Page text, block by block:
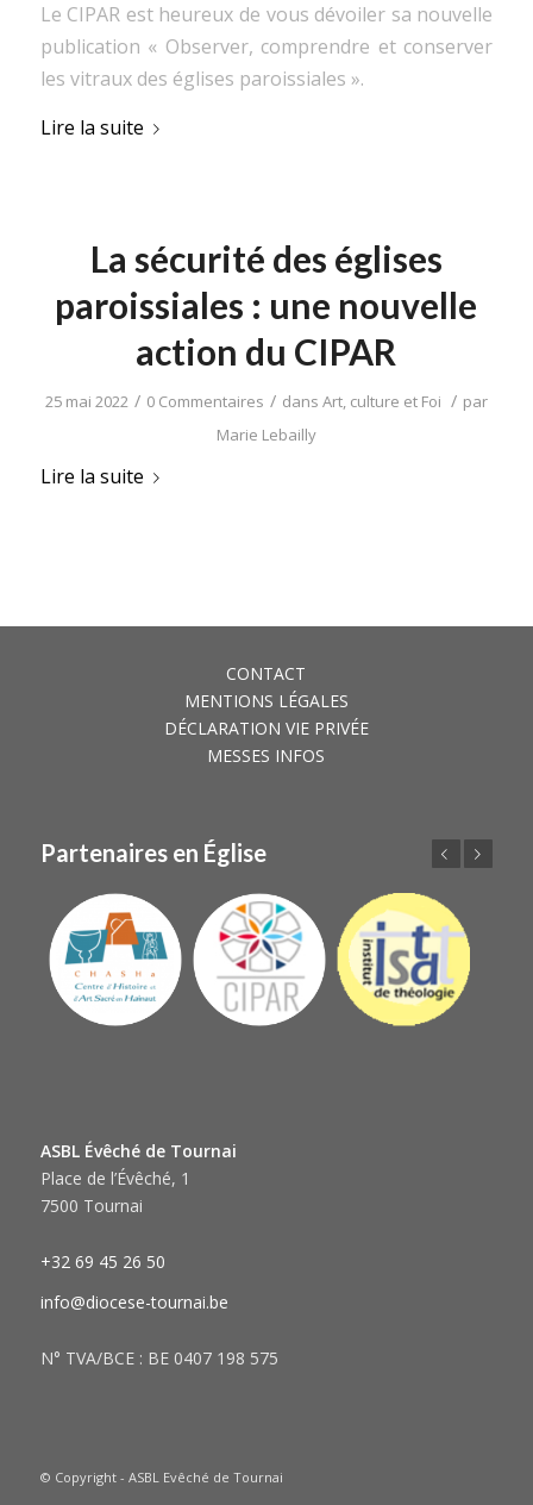
Le CIPAR est heureux de vous dévoiler sa nouvelle
publication « Observer, comprendre et conserver
les vitraux des églises paroissiales ».
Lire la suite
La sécurité des églises
paroissiales : une nouvelle
action du CIPAR
25 mai 2022 / 0 Commentaires / dans Art, culture et Foi / par
Marie Lebailly
Lire la suite
CONTACT
MENTIONS LÉGALES
DÉCLARATION VIE PRIVÉE
MESSES INFOS
Partenaires en Église
ASBL Évêché de Tournai
Place de l’Évêché, 1
7500 Tournai
+32 69 45 26 50
info@diocese-tournai.be
N° TVA/BCE : BE 0407 198 575
© Copyright - ASBL Evêché de Tournai